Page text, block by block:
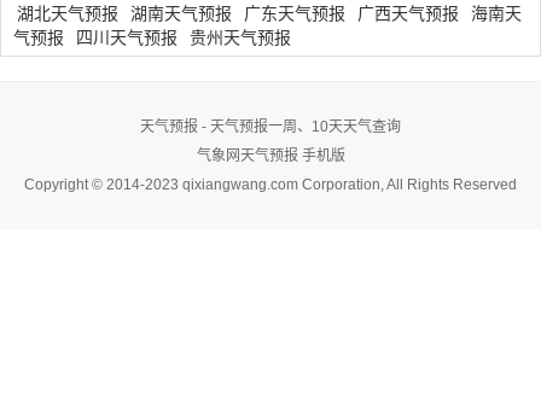
湖北天气预报
湖南天气预报 广东天气预报 广西天气预报
海南天
气预报
四川天气预报 贵州天气预报
天气预报 - 天气预报一周、10天天气查询
气象网天气预报 手机版
Copyright © 2014-2023 qixiangwang.com Corporation, All Rights Reserved